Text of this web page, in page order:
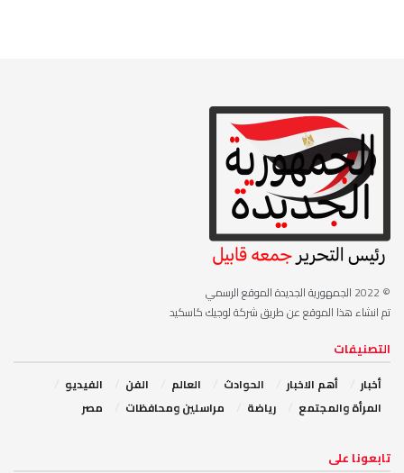
© 2022
الجمهورية الجديدة الموقع الرسمي
تم انشاء هذا الموقع عن طريق شركة لوجيك كاسكيد
التصنيفات
أخبار أهم الاخبار ‏الحوادث ‏العالم الفن
‏الفيديو
‏المرأة والمجتمع
رياضة مراسلين ومحافظات مصر
‏تابعونا على